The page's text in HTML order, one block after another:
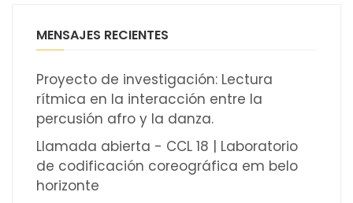
MENSAJES RECIENTES
Proyecto de investigación: Lectura
rítmica en la interacción entre la
percusión afro y la danza.
Llamada abierta - CCL 18 | Laboratorio
de codificación coreográfica em belo
horizonte